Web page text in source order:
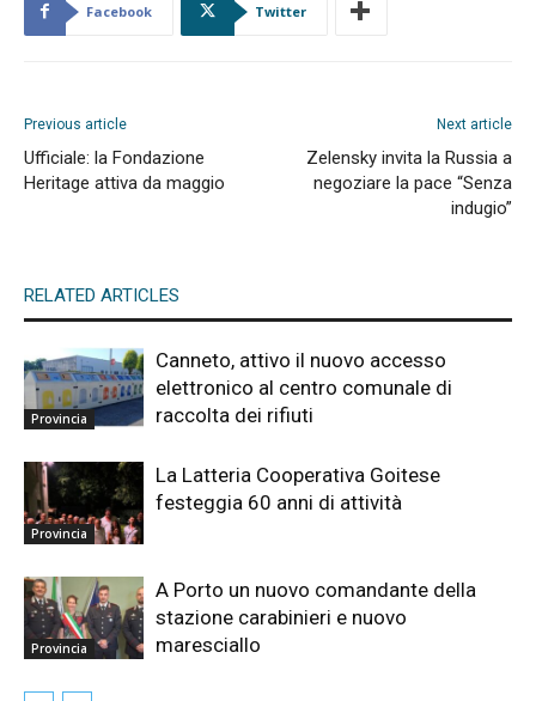
Facebook Twitter
Previous article
Ufficiale: la Fondazione
Heritage attiva da maggio
Next article
Zelensky invita la Russia a
negoziare la pace “Senza
indugio”
RELATED ARTICLES
Provincia
Canneto, attivo il nuovo accesso
elettronico al centro comunale di
raccolta dei rifiuti
Provincia
La Latteria Cooperativa Goitese
festeggia 60 anni di attività
Provincia
A Porto un nuovo comandante della
stazione carabinieri e nuovo
maresciallo